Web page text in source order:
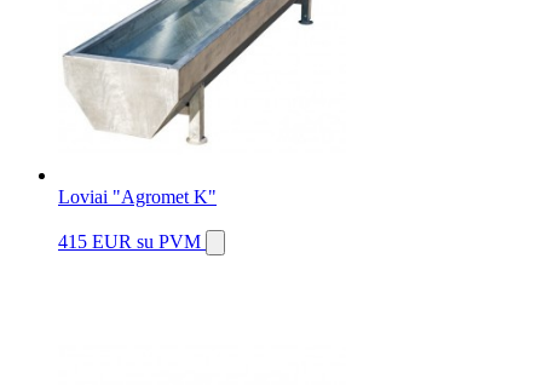
Loviai "Agromet K"
415 EUR su PVM